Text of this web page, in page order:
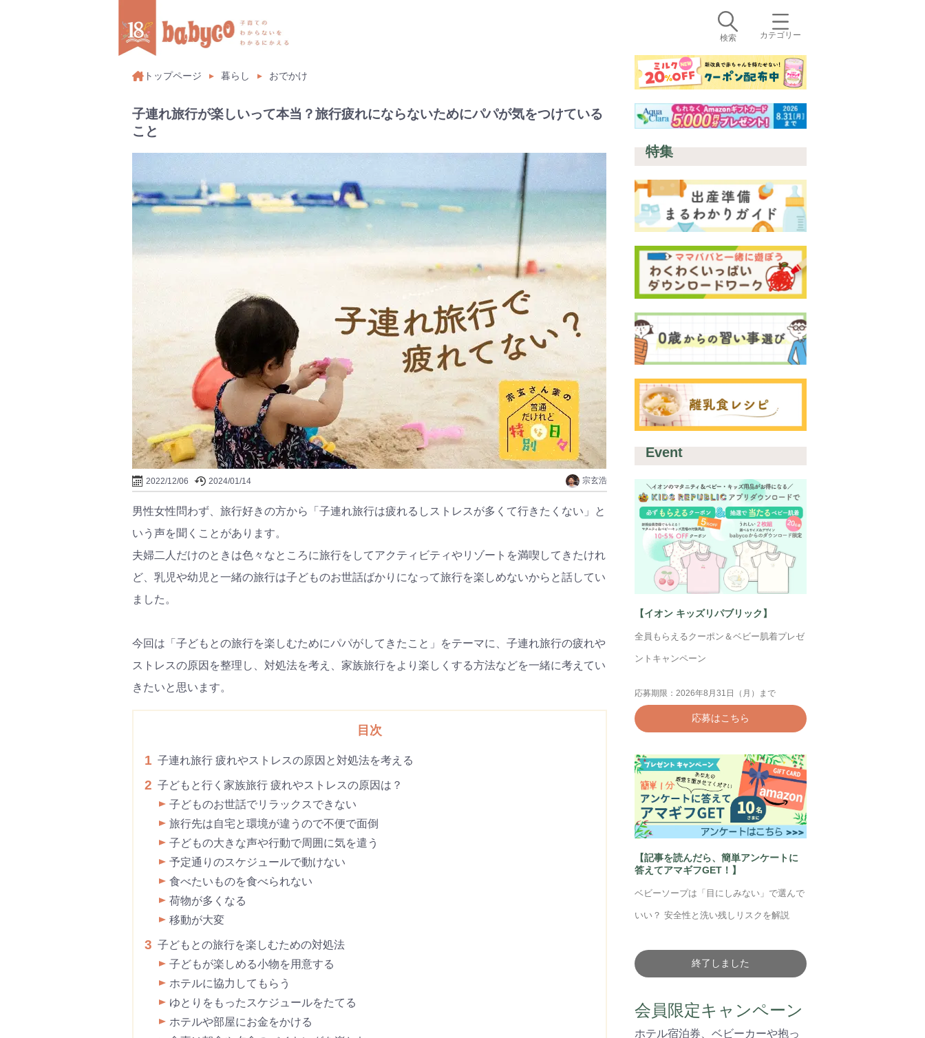
検索 カテゴリー
トップページ 暮らし おでかけ
子連れ旅行が楽しいって本当？旅行疲れにならないためにパパが気をつけている
こと
2022/12/06 2024/01/14 宗玄浩
男性女性問わず、旅行好きの方から「子連れ旅行は疲れるしストレスが多くて行きたくない」と
いう声を聞くことがあります。
夫婦二人だけのときは色々なところに旅行をしてアクティビティやリゾートを満喫してきたけれ
ど、乳児や幼児と一緒の旅行は子どものお世話ばかりになって旅行を楽しめないからと話してい
ました。
今回は「子どもとの旅行を楽しむためにパパがしてきたこと」をテーマに、子連れ旅行の疲れや
ストレスの原因を整理し、対処法を考え、家族旅行をより楽しくする方法などを一緒に考えてい
きたいと思います。
目次
1 子連れ旅行 疲れやストレスの原因と対処法を考える
2 子どもと行く家族旅行 疲れやストレスの原因は？
子どものお世話でリラックスできない
旅行先は自宅と環境が違うので不便で面倒
子どもの大きな声や行動で周囲に気を遣う
予定通りのスケジュールで動けない
食べたいものを食べられない
荷物が多くなる
移動が大変
3 子どもとの旅行を楽しむための対処法
子どもが楽しめる小物を用意する
ホテルに協力してもらう
ゆとりをもったスケジュールをたてる
ホテルや部屋にお金をかける
特集
Event
【イオン キッズリパブリック】
全員もらえるクーポン＆ベビー肌着プレゼ
ントキャンペーン
応募期限：2026年8月31日（月）まで
応募はこちら
【記事を読んだら、簡単アンケートに
答えてアマギフGET！】
ベビーソープは「目にしみない」で選んで
いい？ 安全性と洗い残しリスクを解説
終了しました
会員限定キャンペーン
ホテル宿泊券、ベビーカーや抱っ